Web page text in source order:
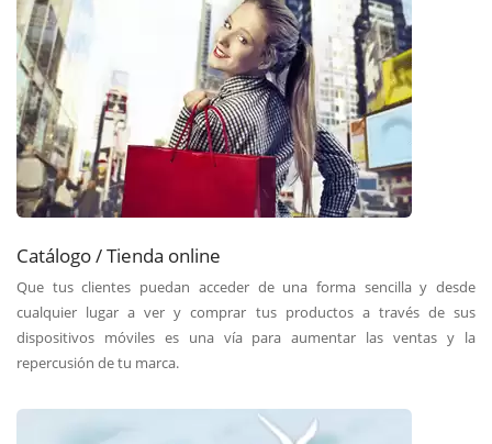
Catálogo / Tienda online
Que tus clientes puedan acceder de una forma sencilla y desde
cualquier lugar a ver y comprar tus productos a través de sus
dispositivos móviles es una vía para aumentar las ventas y la
repercusión de tu marca.